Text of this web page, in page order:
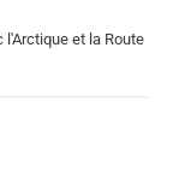
et la Route